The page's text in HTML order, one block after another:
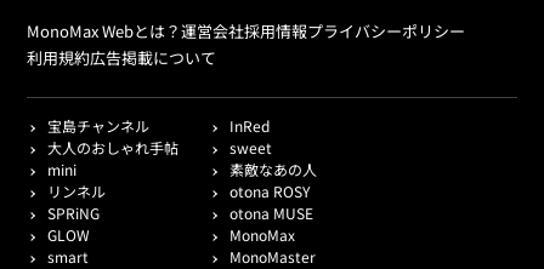
MonoMax Webとは？運営会社採用情報プライバシーポリシー
利用規約広告掲載について
宝島チャンネル
InRed
大人のおしゃれ手帖
sweet
mini
素敵なあの人
リンネル
otona ROSY
SPRiNG
otona MUSE
GLOW
MonoMax
smart
MonoMaster